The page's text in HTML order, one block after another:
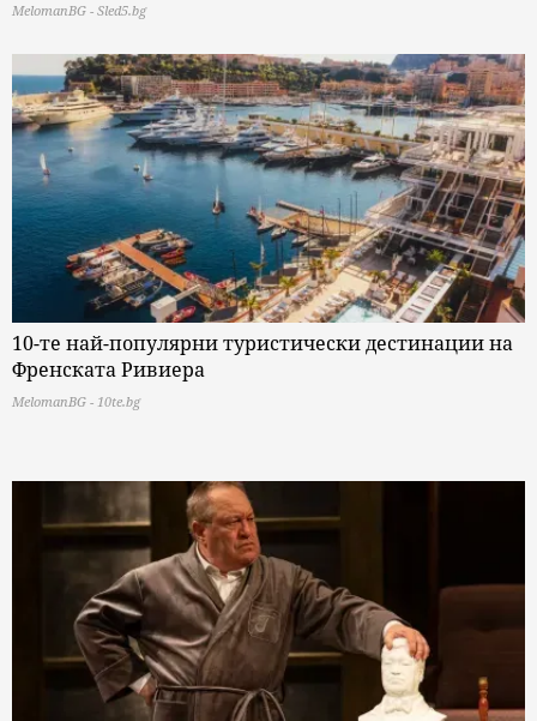
MelomanBG - Sled5.bg
10-те най-популярни туристически дестинации на
Френската Ривиера
MelomanBG - 10te.bg